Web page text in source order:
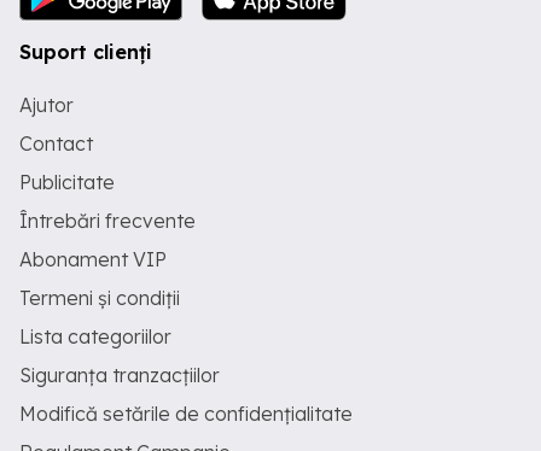
Suport clienți
Ajutor
Contact
Publicitate
Întrebări frecvente
Abonament VIP
Termeni și condiții
Lista categoriilor
Siguranța tranzacțiilor
Modifică setările de confidențialitate